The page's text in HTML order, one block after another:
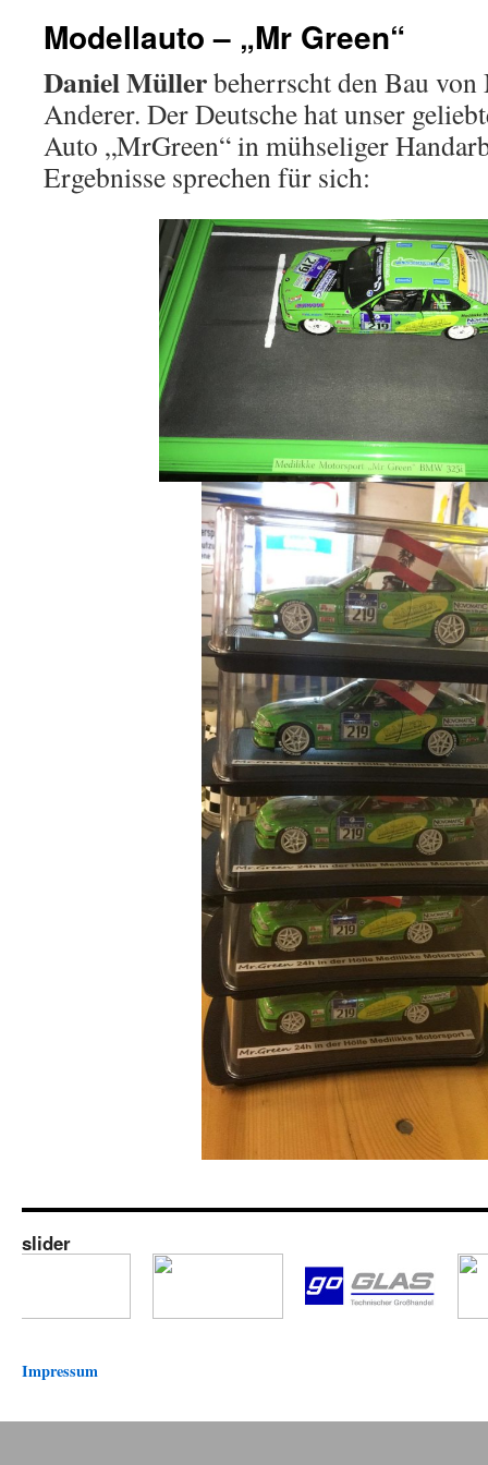
springen
Modellauto – „Mr Green“
Daniel Müllerbeherrscht den Bau
Anderer. Der Deutsche hat unser
Auto „MrGreen“ in mühseliger
Ergebnisse sprechen für sich:
slider
Impressum